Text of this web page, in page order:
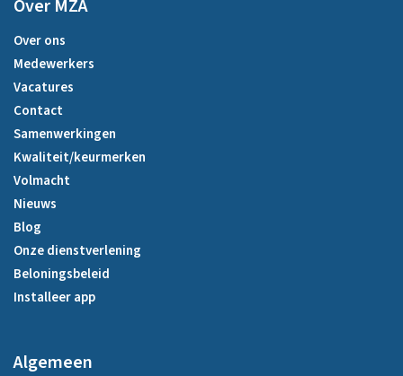
Over MZA
Over ons
Medewerkers
Vacatures
Contact
Samenwerkingen
Kwaliteit/keurmerken
Volmacht
Nieuws
Blog
Onze dienstverlening
Beloningsbeleid
Installeer app
Algemeen